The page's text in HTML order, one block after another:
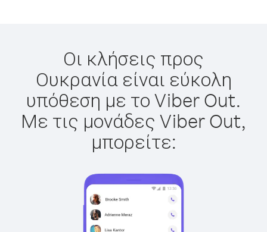
Οι κλήσεις προς
Ουκρανία είναι εύκολη
υπόθεση με το Viber Out.
Με τις μονάδες Viber Out,
μπορείτε: